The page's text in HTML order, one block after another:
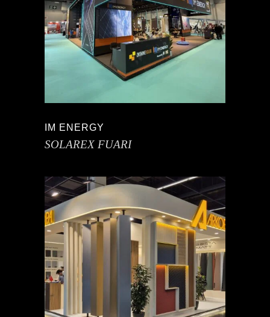
IM ENERGY
SOLAREX FUARI